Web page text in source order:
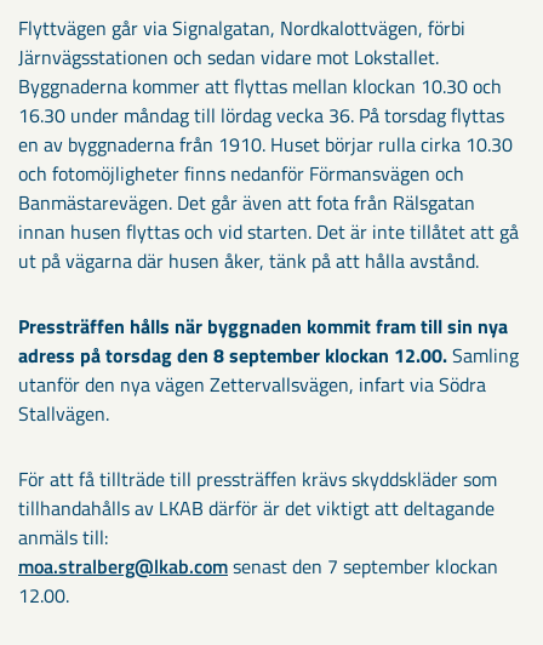
Flyttvägen går via Signalgatan, Nordkalottvägen, förbi
Järnvägsstationen och sedan vidare mot Lokstallet.
Byggnaderna kommer att flyttas mellan klockan 10.30 och
16.30 under måndag till lördag vecka 36. På torsdag flyttas
en av byggnaderna från 1910. Huset börjar rulla cirka 10.30
och fotomöjligheter finns nedanför Förmansvägen och
Banmästarevägen. Det går även att fota från Rälsgatan
innan husen flyttas och vid starten. Det är inte tillåtet att gå
ut på vägarna där husen åker, tänk på att hålla avstånd.
Pressträffen hålls när byggnaden kommit fram till sin nya
adress på torsdag den 8 september klockan 12.00.Samling
utanför den nya vägen Zettervallsvägen, infart via Södra
Stallvägen.
För att få tillträde till pressträffen krävs skyddskläder som
tillhandahålls av LKAB därför är det viktigt att deltagande
anmäls till:
moa.stralberg@lkab.comsenast den 7 september klockan
12.00.